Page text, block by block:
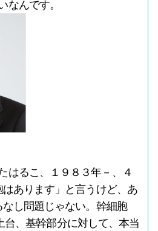
なんです。
はるこ、１９８３年－、４
はあります」と言うけど、あ
し問題じゃない。幹細胞
台、基幹部分に対して、本当